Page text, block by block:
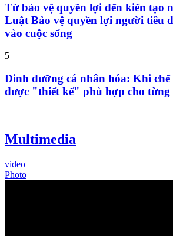
Từ bảo vệ quyền lợi đến kiến tạo
Luật Bảo vệ quyền lợi người tiêu
vào cuộc sống
5
Dinh dưỡng cá nhân hóa: Khi
được "thiết kế" phù hợp cho từng
Multimedia
video
Photo